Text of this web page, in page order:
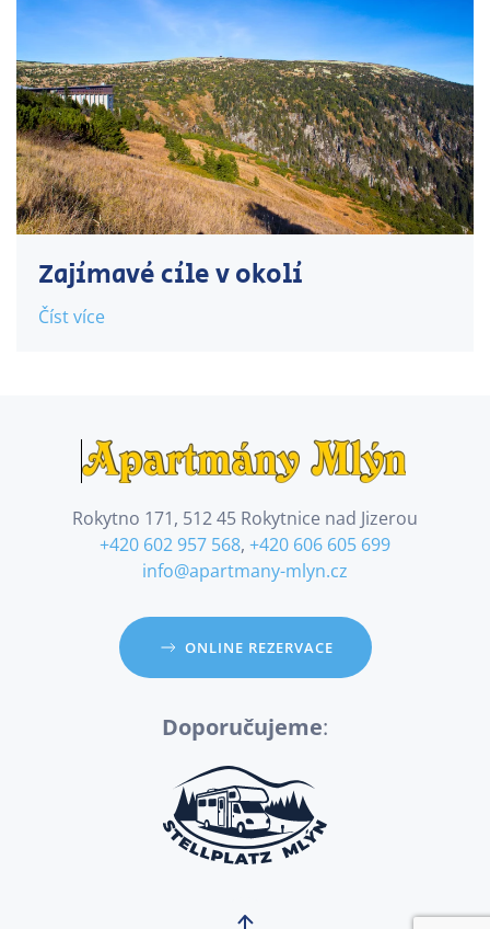
Zajímavé cíle v okolí
Číst více
Rokytno 171, 512 45 Rokytnice nad Jizerou
+420 602 957 568, +420 606 605 699
info@apartmany-mlyn.cz
ONLINE REZERVACE
Doporučujeme: